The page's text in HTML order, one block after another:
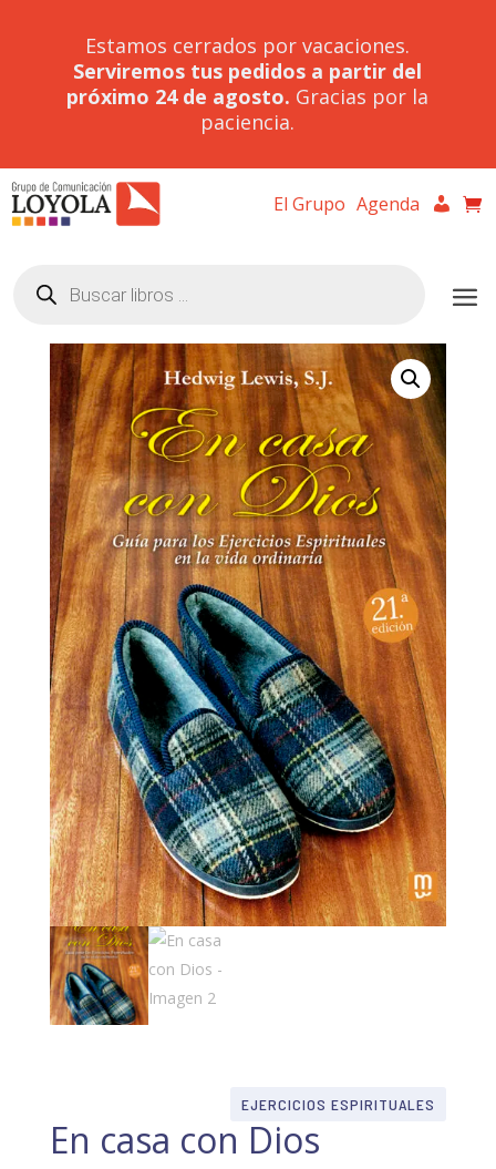
Estamos cerrados por vacaciones.
Serviremos tus pedidos a partir del
próximo 24 de agosto. Gracias por la
paciencia.
El Grupo Agenda
productos
EJERCICIOS ESPIRITUALES
En casa con Dios